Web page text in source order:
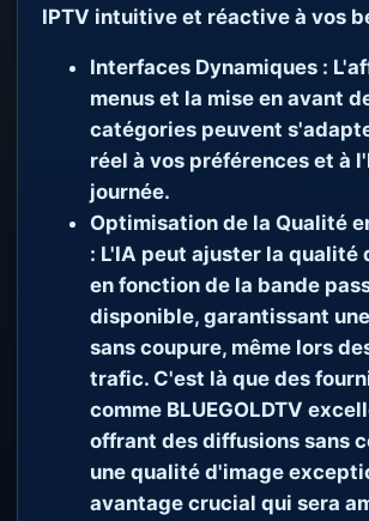
IPTV intuitive et réactive à vos
Interfaces Dynamiques :
menus et la mise en avant
catégories peuvent
réel à vos préférences et à
journée.
Optimisation de la Qualité
: L'IA peut ajuster la qualité
en fonction de la bande
disponible, garantissant
sans coupure, même lors
trafic. C'est là que des
comme BLUEGOLDTV
offrant des diffusions sans
une qualité d'image
avantage crucial qui sera